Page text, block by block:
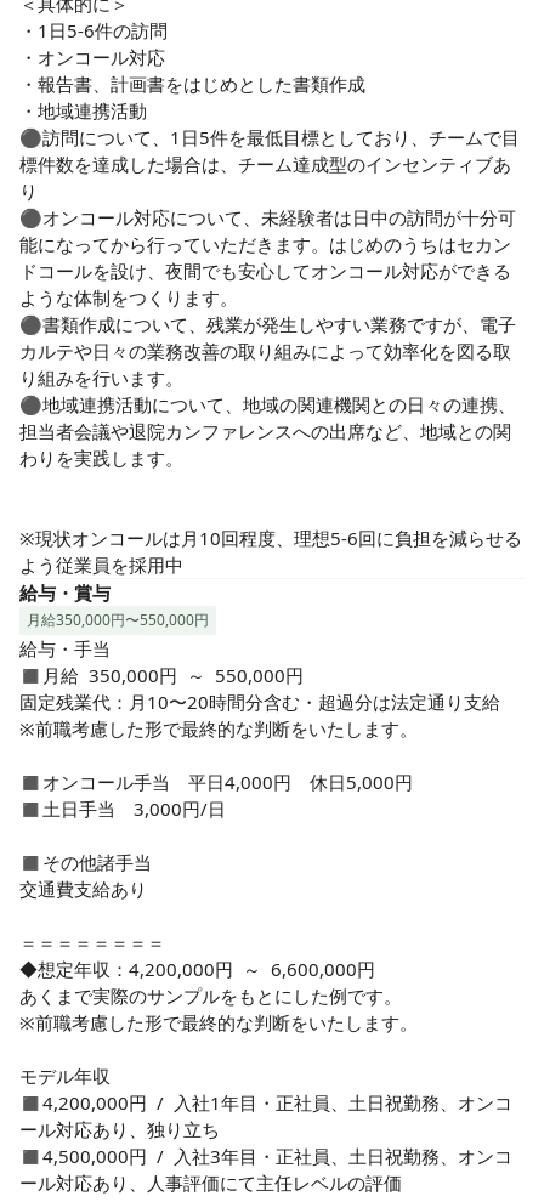
い現場となっています♪
また、訪問中に悩んでもスマホやチャットツールですぐに相
談できるようになっているので、コミュニケーションも活発♪
ケアの品質の統一が図れるので安心です！
◆利用者様もスタッフも一人にしない！
「誰もが生きる場所を自由に選択できる社会に」、「地域ぐ
るみ」で「生きる」を支えるを理念にしている熱い想いのあ
るステーションです♪新し仲間が不安を感じないよう、訪問看
護経験豊富で、人間関係良好なスタッフが寄り添い、小さな
ことでも相談できる温かいチームです。ケアは１対１です
が、実は一人じゃない！チーム全体でサポートしあい、定期
的なフィードバックや同行で、一人じゃない安心を大切にし
ています。
研修やフォロー体制も充実しているので、初めての方でも安
心して活躍いただける環境があります♪
◆充実の休日や手当で働きやすい職場です
インセンティブや年2回の昇給制度あり！想定年収420万〜
500万と頑張りがしっかり反映されます♪
入職してからすぐに特別有給休暇が取得できたり、時短勤務
などご自身のライフスタイルに合わせた働き方で仕事もプラ
イベートも充実させることができます♪
・1日5-6件の訪問
・オンコール対応
・報告書、計画書をはじめとした書類作成
・地域連携活動
⚫︎訪問について、1日5件を最低目標としており、チームで目
標件数を達成した場合は、チーム達成型のインセンティブあ
り
⚫︎オンコール対応について、未経験者は日中の訪問が十分可
能になってから行っていただきます。はじめのうちはセカン
ドコールを設け、夜間でも安心してオンコール対応ができる
ような体制をつくります。
⚫︎書類作成について、残業が発生しやすい業務ですが、電子
カルテや日々の業務改善の取り組みによって効率化を図る取
り組みを行います。
⚫︎地域連携活動について、地域の関連機関との日々の連携、
担当者会議や退院カンファレンスへの出席など、地域との関
わりを実践します。
※現状オンコールは月10回程度、理想5-6回に負担を減らせる
よう従業員を採用中
給与・賞与
月給350,000円〜550,000円
給与・手当
◼︎月給 350,000円 ～ 550,000円
固定残業代：月10〜20時間分含む・超過分は法定通り支給
※前職考慮した形で最終的な判断をいたします。
◼︎オンコール手当　平日4,000円　休日5,000円
◼︎土日手当　3,000円/日
◼︎その他諸手当
交通費支給あり
＝＝＝＝＝＝＝＝
◆想定年収：4,200,000円 ～ 6,600,000円
あくまで実際のサンプルをもとにした例です。
※前職考慮した形で最終的な判断をいたします。
モデル年収
◼︎4,200,000円 / 入社1年目・正社員、土日祝勤務、オンコ
ール対応あり、独り立ち
◼︎4,500,000円 / 入社3年目・正社員、土日祝勤務、オンコ
ール対応あり、人事評価にて主任レベルの評価